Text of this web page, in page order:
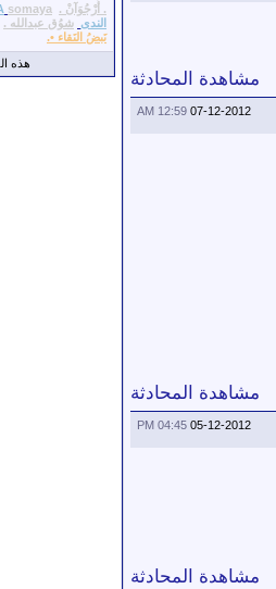
مشاهدة المحادثة
07-12-2012
12:59 AM
مشاهدة المحادثة
05-12-2012
04:45 PM
مشاهدة المحادثة
. أُرْجُوَآنْ .
somaya
الندى شوُق عبدالله .
نَبضُ النَقاء •.
هذه